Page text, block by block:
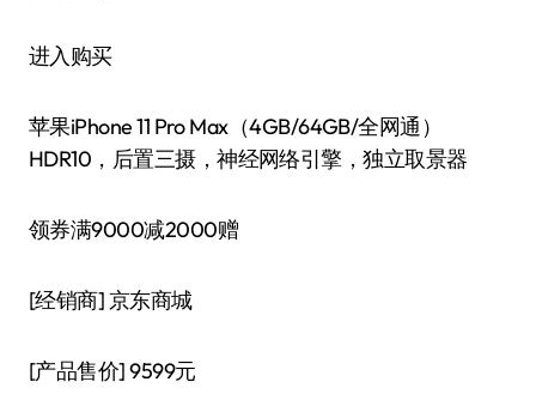
进入购买
苹果iPhone 11 Pro Max（4GB/64GB/全网通）
HDR10，后置三摄，神经网络引擎，独立取景器
领券满9000减2000赠
[经销商]京东商城
[产品售价]9599元